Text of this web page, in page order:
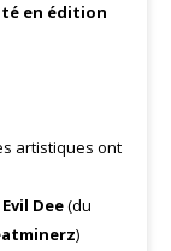
en édition
artistiques ont
Evil Dee(du
)